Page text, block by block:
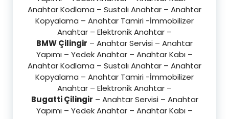
Anahtar Kodlama – Sustalı Anahtar – Anahtar
Kopyalama – Anahtar Tamiri -İmmobilizer
Anahtar – Elektronik Anahtar –
BMW Çilingir – Anahtar Servisi – Anahtar
Yapımı – Yedek Anahtar – Anahtar Kabı –
Anahtar Kodlama – Sustalı Anahtar – Anahtar
Kopyalama – Anahtar Tamiri -İmmobilizer
Anahtar – Elektronik Anahtar –
Bugatti Çilingir – Anahtar Servisi – Anahtar
Yapımı – Yedek Anahtar – Anahtar Kabı –